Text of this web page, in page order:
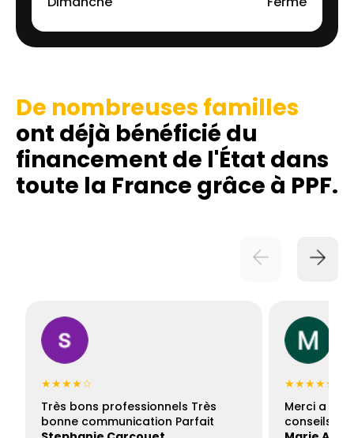
De nombreuses familles
ont déjà bénéficié du
financement de l'État dans
toute la France grâce à PPF.
★★★★☆
Très bons professionnels Très
bonne communication Parfait
★★★★★
Merci a
conseils